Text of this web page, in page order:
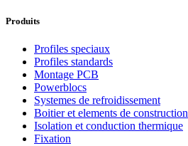
Produits
Profiles speciaux
Profiles standards
Montage PCB
Powerblocs
Systemes de refroidissement
Boitier et elements de construction
Isolation et conduction thermique
Fixation